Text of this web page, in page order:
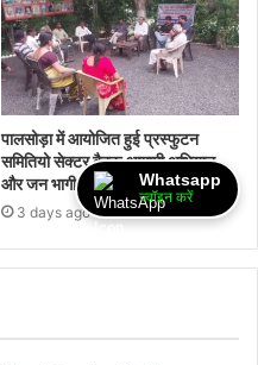
पालसोड़ा में आयोजित हुई प्रस्फुटन
समितियो सेक्टर बैठक,आगामी अभियान
और जन भागीदारी पर हुई चर्चा
3 days ago
Whatsapp
ज्वॉइन करें